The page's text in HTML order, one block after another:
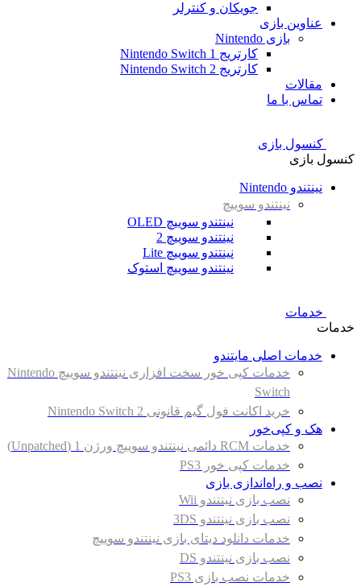
جویکان و کنترلر
عناوین بازی
بازی Nintendo
کارتریج Nintendo Switch 1
کارتریج Nintendo Switch 2
مقالات
تماس با ما
کنسول بازی
کنسول بازی
نینتندو Nintendo
نینتندو سوییچ
نینتندو سوییچ OLED
نینتندو سوییچ 2
نینتندو سوییچ Lite
نینتندو سوییچ استوک
خدمات
خدمات
خدمات اصلی مایتندو
خدمات کپی خور سخت افزاری نینتندو سوییچ Nintendo
Switch
خرید اکانت فول گیم قانونی Nintendo Switch 2
هک و کپی‌خور
خدمات RCM دائمی نینتندو سوییچ ورژن 1 (Unpatched)
خدمات کپی خور PS3
نصب و راه‌اندازی بازی
نصب بازی نینتندو Wii
نصب بازی نینتندو 3DS
خدمات دانلود دیتای بازی نینتندو سوییچ
نصب بازی نینتندو DS
خدمات نصب بازی PS3